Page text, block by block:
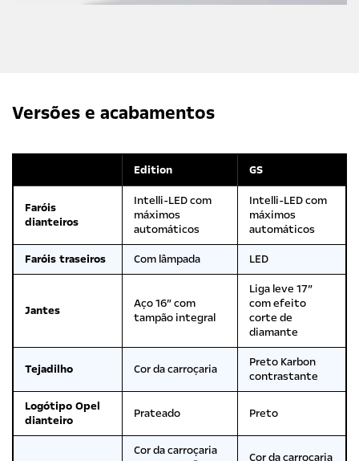
Versões e acabamentos
Edition GS
Faróis
dianteiros
Intelli-LED com
máximos
automáticos
Intelli-LED com
máximos
automáticos
Faróis traseiros
Com lâmpada LED
Jantes
Aço 16″ com
tampão integral
Liga leve 17″
com efeito
corte de
diamante
Tejadilho Cor da carroçaria
Preto Karbon
contrastante
Logótipo Opel
dianteiro
Prateado Preto
Cor da carroçaria
Cor da carroçaria